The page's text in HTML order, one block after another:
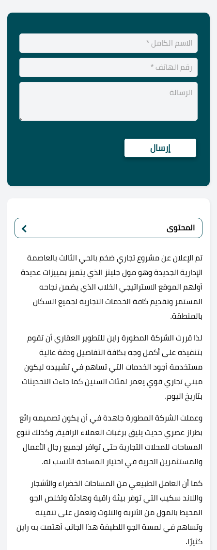
المحتوى
تم الإعلان عن مشروع تجاري ضخم بالحي الثالث بالعاصمة
الإدارية الجديدة وهو مول جليتز الذي يتميز بمييزات عديدة
أولهم الموقع الاستراتيجي الخلاب الذي يضمن نجاحه
المستمر وتقديم كافة الخدمات التجارية لجميع السكان
بالمنطقة.
لذا قررت الشركة المطورة راين للتطوير العقاري أن تقوم
بتنفيذه على أكمل وجه بكافة التفاصيل ودقة عالية
مستخدمة أجود الخدمات التي تساهم في تشييده ليكون
مبني تجاري قوي يعمر لمئات السنين كما جاءت التحديثات
بتاريخ اليوم.
وعملت الشركة المطورة جاهدة في أن يكون تصميمه رائع
بطراز عصري حديث يليق برغبات العملاء الراقية، وكذلك تنوع
المساحات للمحلات التجارية حتى توافر لجميع رجال الأعمال
والمستثمرين الحرية في اختيار المساحة الأنسب له.
كما أن العامل الطبيعي من المساحات الخضراء والأشجار
واللاند سكيب التي توفر بيئة راقية وهادئة وتخلص الجو
المحيط بالمول من الأتربة والتلوث وتعمل على تنقيته
وتساهم في لمسة الجو اللطيفة هذا الجانب أهتمت به راين
كثيرًا.